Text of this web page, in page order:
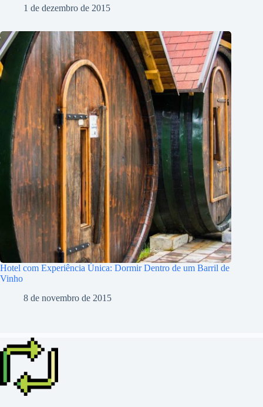
1 de dezembro de 2015
Hotel com Experiência Única: Dormir Dentro de um Barril de
Vinho
8 de novembro de 2015